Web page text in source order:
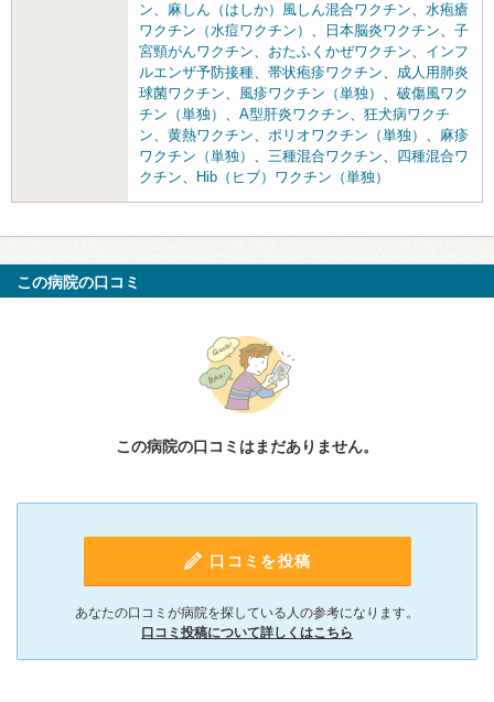
ン、 麻しん（はしか）風しん混合ワクチン、 水疱瘡
ワクチン（水痘ワクチン） 、 日本脳炎ワクチン、 子
宮頸がんワクチン、 おたふくかぜワクチン、 インフ
ルエンザ予防接種、 帯状疱疹ワクチン、 成人用肺炎
球菌ワクチン、 風疹ワクチン（単独） 、 破傷風ワク
チン（単独） 、 A型肝炎ワクチン、 狂犬病ワクチ
ン、 黄熱ワクチン、 ポリオワクチン（単独） 、 麻疹
ワクチン（単独） 、 三種混合ワクチン、 四種混合ワ
クチン、 Hib（ヒブ）ワクチン（単独）
この病院の口コミ
この病院の口コミはまだありません。
口コミを投稿
あなたの口コミが病院を探している人の参考になります。
口コミ投稿について詳しくはこちら